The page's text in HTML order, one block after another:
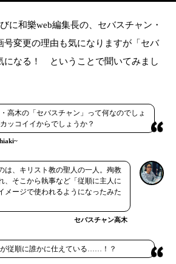
に和樂web編集長の、セバスチャン・
号変更の理由も気になりますが「セバ
になる！ ということで聞いてみまし
高木の「セバスチャン」って何なのでしょ
ッコイイからでしょうか？
は、キリスト教の聖人の一人。殉教
、そこから執事など「従順に主人に
メージで使われるようになったみた
セバスチャン高木
従順に誰かに仕えている……！？